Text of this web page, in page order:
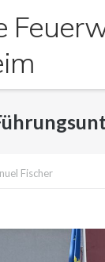
Fischer